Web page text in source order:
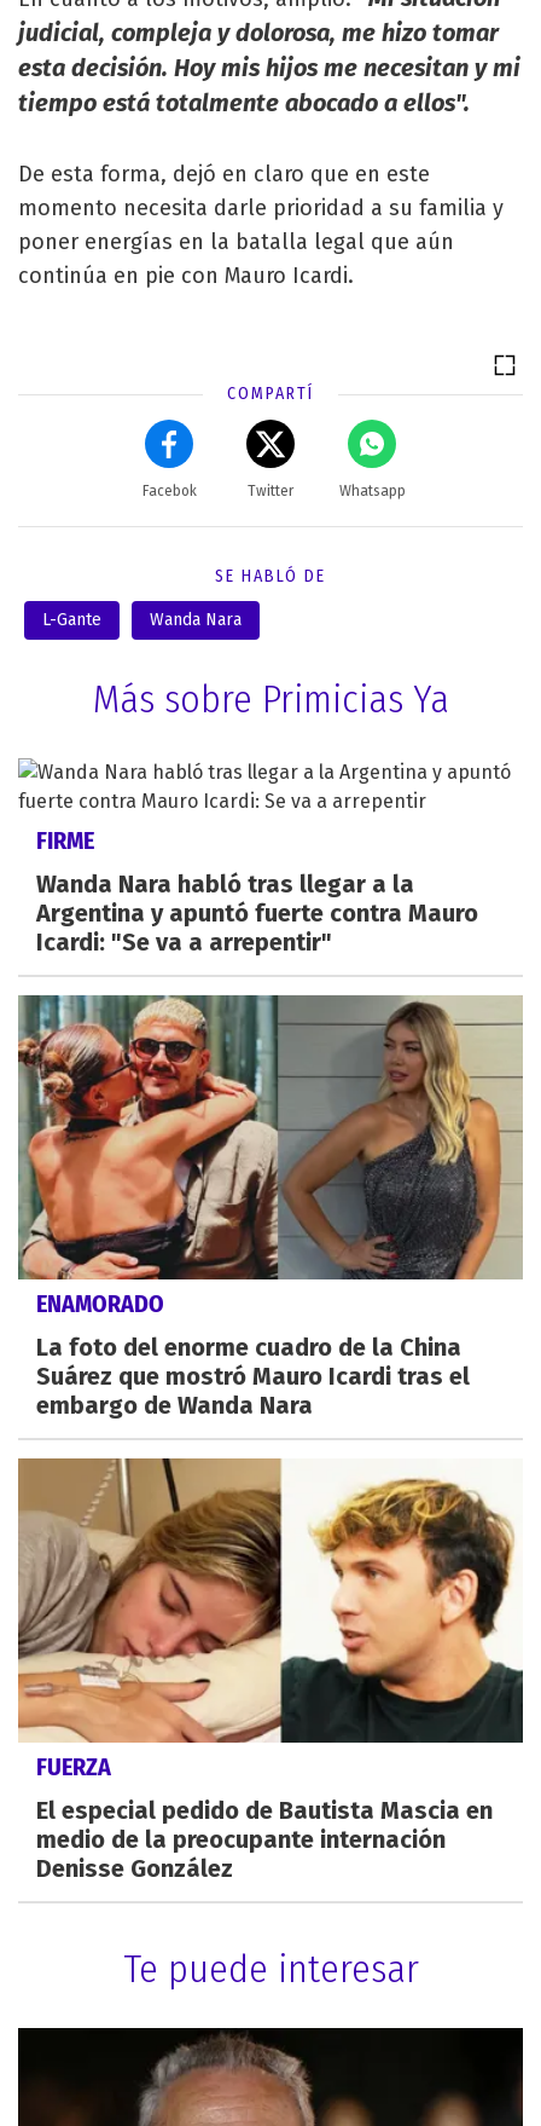
judicial, compleja y dolorosa, me hizo tomar
esta decisión. Hoy mis hijos me necesitan y mi
tiempo está totalmente abocado a ellos".
De esta forma, dejó en claro que en este
momento necesita darle prioridad a su familia y
poner energías en la batalla legal que aún
continúa en pie con Mauro Icardi.
COMPARTÍ
Facebok Twitter Whatsapp
SE HABLÓ DE
L-Gante Wanda Nara
Más sobre Primicias Ya
FIRME
Wanda Nara habló tras llegar a la
Argentina y apuntó fuerte contra Mauro
Icardi: "Se va a arrepentir"
ENAMORADO
La foto del enorme cuadro de la China
Suárez que mostró Mauro Icardi tras el
embargo de Wanda Nara
FUERZA
El especial pedido de Bautista Mascia en
medio de la preocupante internación
Denisse González
Te puede interesar